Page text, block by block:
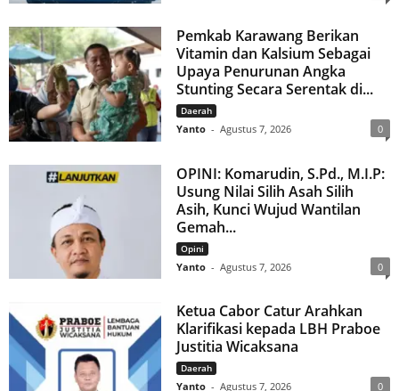
Pemkab Karawang Berikan
Vitamin dan Kalsium Sebagai
Upaya Penurunan Angka
Stunting Secara Serentak di...
Daerah
Yanto - Agustus 7, 2026 0
OPINI: Komarudin, S.Pd., M.I.P:
Usung Nilai Silih Asah Silih
Asih, Kunci Wujud Wantilan
Gemah...
Opini
Yanto - Agustus 7, 2026 0
Ketua Cabor Catur Arahkan
Klarifikasi kepada LBH Praboe
Justitia Wicaksana
Daerah
Yanto - Agustus 7, 2026 0